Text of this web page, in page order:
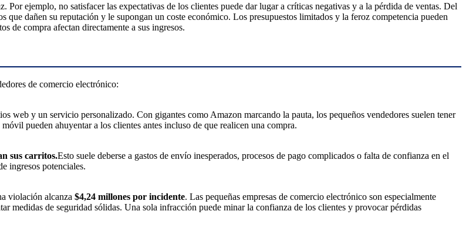
Por ejemplo, no satisfacer las expectativas de los clientes puede dar lugar a críticas negativas y a la pérdida de ventas. Del
dañen su reputación y le supongan un coste económico. Los presupuestos limitados y la feroz competencia pueden
de compra afectan directamente a sus ingresos.
de comercio electrónico:
web y un servicio personalizado. Con gigantes como Amazon marcando la pauta, los pequeños vendedores suelen tener
pueden ahuyentar a los clientes antes incluso de que realicen una compra.
sus carritos.Esto suele deberse a gastos de envío inesperados, procesos de pago complicados o falta de confianza en el
ingresos potenciales.
violación alcanza $4,24 millones por incidente. Las pequeñas empresas de comercio electrónico son especialmente
medidas de seguridad sólidas. Una sola infracción puede minar la confianza de los clientes y provocar pérdidas